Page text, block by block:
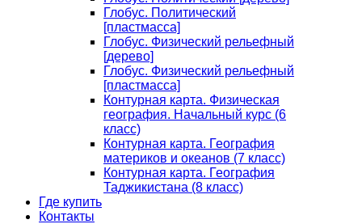
Глобус. Политический
[пластмасса]
Глобус. Физический рельефный
[дерево]
Глобус. Физический рельефный
[пластмасса]
Контурная карта. Физическая
география. Начальный курс (6
класс)
Контурная карта. География
материков и океанов (7 класс)
Контурная карта. География
Таджикистана (8 класс)
Где купить
Контакты